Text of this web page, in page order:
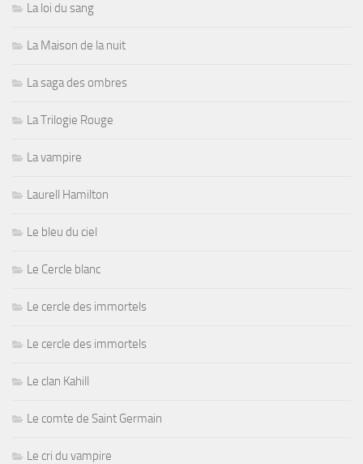
La loi du sang
La Maison de la nuit
La saga des ombres
La Trilogie Rouge
La vampire
Laurell Hamilton
Le bleu du ciel
Le Cercle blanc
Le cercle des immortels
Le cercle des immortels
Le clan Kahill
Le comte de Saint Germain
Le cri du vampire